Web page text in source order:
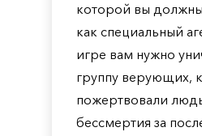
которой вы
как специальный
игре вам нужно
группу верующих,
пожертвовали
бессмертия за